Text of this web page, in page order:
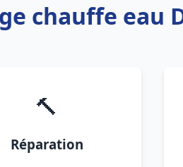
chauffe eau
🔨
Réparation